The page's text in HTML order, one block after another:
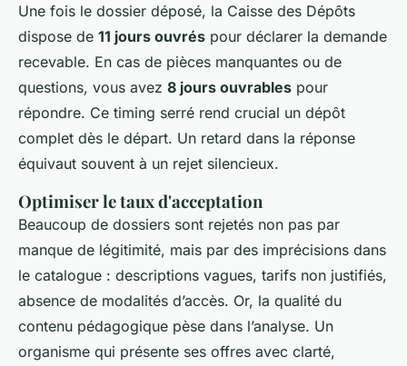
Une fois le dossier déposé, la Caisse des Dépôts
dispose de 11 jours ouvrés pour déclarer la demande
recevable. En cas de pièces manquantes ou de
questions, vous avez 8 jours ouvrables pour
répondre. Ce timing serré rend crucial un dépôt
complet dès le départ. Un retard dans la réponse
équivaut souvent à un rejet silencieux.
Optimiser le taux d'acceptation
Beaucoup de dossiers sont rejetés non pas par
manque de légitimité, mais par des imprécisions dans
le catalogue : descriptions vagues, tarifs non justifiés,
absence de modalités d’accès. Or, la qualité du
contenu pédagogique pèse dans l’analyse. Un
organisme qui présente ses offres avec clarté,